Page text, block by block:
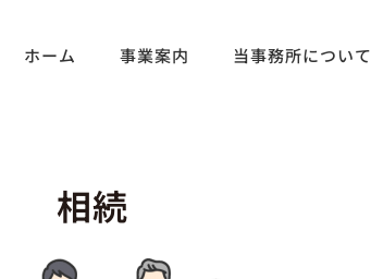
ホーム 事業案内 当事務所について
相続